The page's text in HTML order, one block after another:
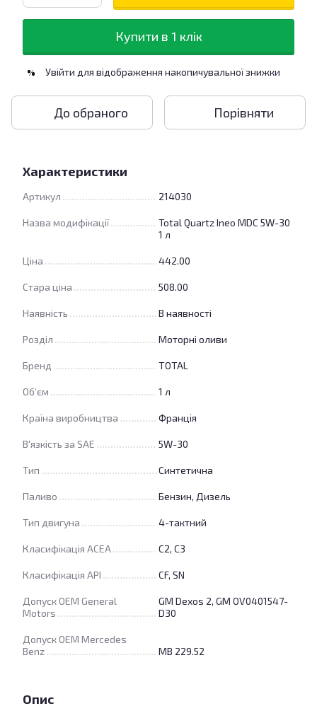
Купити в 1 клік
% Увійти для відображення накопичувальної знижки
До обраного Порівняти
Характеристики
Артикул 214030
Назва модифікації
Total Quartz Ineo MDC 5W-30
1 л
Ціна 442.00
Стара ціна 508.00
Наявність В наявності
Розділ Моторні оливи
Бренд TOTAL
Об’єм 1 л
Країна виробництва Франція
В'язкість за SAE 5W-30
Тип Синтетична
Паливо Бензин, Дизель
Тип двигуна 4-тактний
Класифікація ACEA C2, C3
Класифікація API CF, SN
Допуск OEM General
Motors
GM Dexos 2, GM OV0401547-
D30
Допуск OEM Mercedes
Benz
MB 229.52
Опис